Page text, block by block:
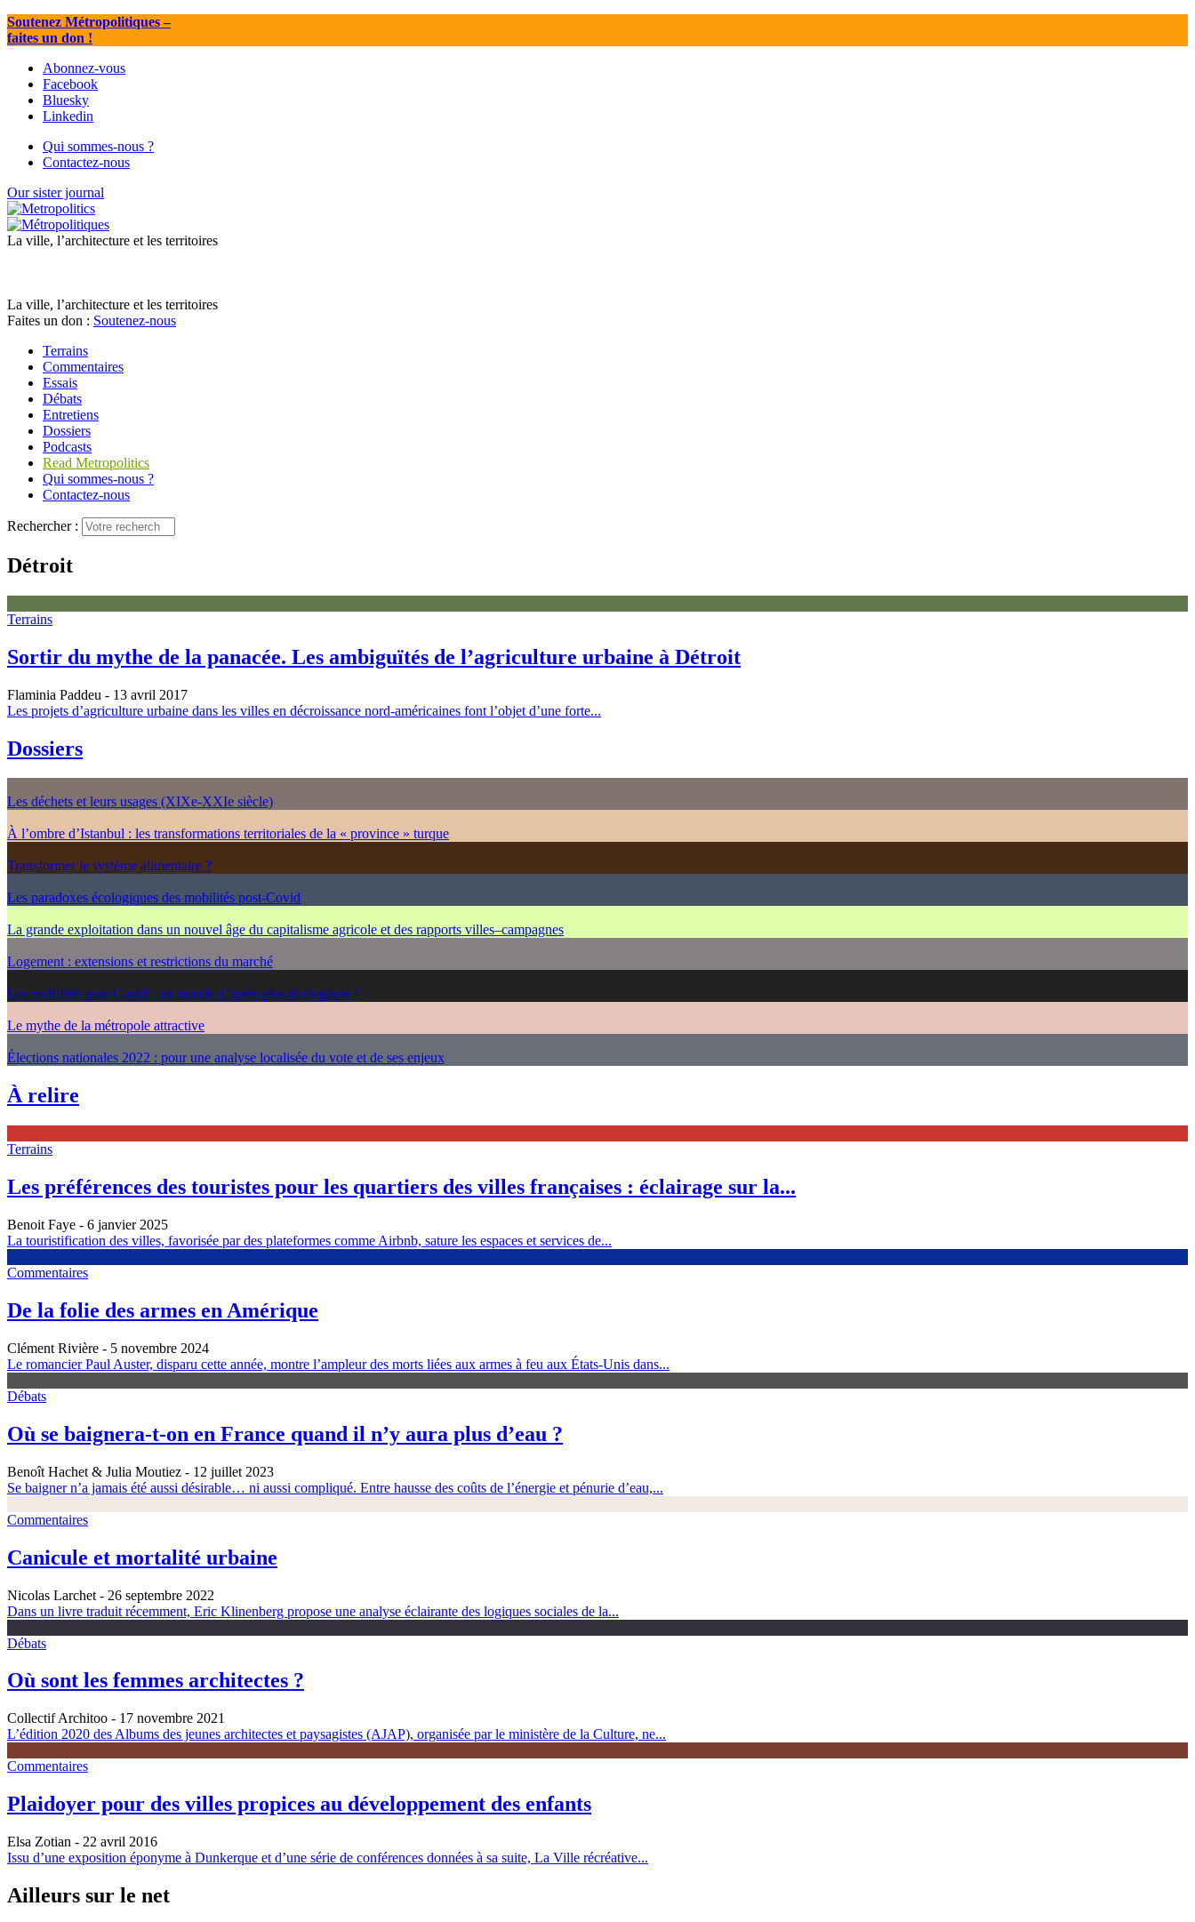
Soutenez Métropolitiques–
faites un don !
Abonnez-vous
Facebook
Bluesky
Linkedin
Qui sommes-nous ?
Contactez-nous
Our sister journal
La ville, l’architecture et les territoires
La ville, l’architecture et les territoires
Faites un don : Soutenez-nous
Terrains
Commentaires
Essais
Débats
Entretiens
Dossiers
Podcasts
Read Metropolitics
Qui sommes-nous ?
Contactez-nous
Rechercher :
Détroit
Terrains
Sortir du mythe de la panacée. Les ambiguïtés de l’agriculture urbaine à Détroit
Flaminia Paddeu - 13 avril 2017
Les projets d’agriculture urbaine dans les villes en décroissance nord-américaines font l’objet d’une forte...
Dossiers
Les déchets et leurs usages (XIXe-XXIe siècle)
À l’ombre d’Istanbul : les transformations territoriales de la « province » turque
Transformer le système alimentaire ?
Les paradoxes écologiques des mobilités post-Covid
La grande exploitation dans un nouvel âge du capitalisme agricole et des rapports villes–campagnes
Logement : extensions et restrictions du marché
Les mobilités post-Covid : un monde d’après plus écologique ?
Le mythe de la métropole attractive
Élections nationales 2022 : pour une analyse localisée du vote et de ses enjeux
À relire
Terrains
Les préférences des touristes pour les quartiers des villes françaises : éclairage sur la...
Benoit Faye - 6 janvier 2025
La touristification des villes, favorisée par des plateformes comme Airbnb, sature les espaces et services de...
Commentaires
De la folie des armes en Amérique
Clément Rivière - 5 novembre 2024
Le romancier Paul Auster, disparu cette année, montre l’ampleur des morts liées aux armes à feu aux États-Unis dans...
Débats
Où se baignera-t-on en France quand il n’y aura plus d’eau ?
Benoît Hachet & Julia Moutiez - 12 juillet 2023
Se baigner n’a jamais été aussi désirable… ni aussi compliqué. Entre hausse des coûts de l’énergie et pénurie d’eau,...
Commentaires
Canicule et mortalité urbaine
Nicolas Larchet - 26 septembre 2022
Dans un livre traduit récemment, Eric Klinenberg propose une analyse éclairante des logiques sociales de la...
Débats
Où sont les femmes architectes ?
Collectif Architoo - 17 novembre 2021
L’édition 2020 des Albums des jeunes architectes et paysagistes (AJAP), organisée par le ministère de la Culture, ne...
Commentaires
Plaidoyer pour des villes propices au développement des enfants
Elsa Zotian - 22 avril 2016
Issu d’une exposition éponyme à Dunkerque et d’une série de conférences données à sa suite, La Ville récréative...
Ailleurs sur le net